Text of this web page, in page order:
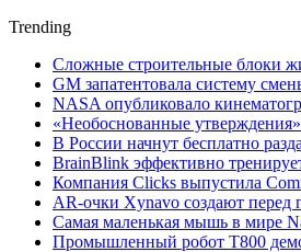
Trending
Сложные строительные блоки
GM запатентовала систему
NASA опубликовало
«Необоснованные
В России начнут бесплатно
BrainBlink эффективно
Компания Clicks выпустила
AR-очки Xynavo создают перед
Самая маленькая мышь в мире
Промышленный робот Т800